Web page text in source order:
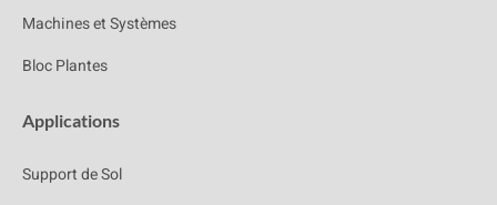
Machines et Systèmes
Bloc Plantes
Applications
Support de Sol